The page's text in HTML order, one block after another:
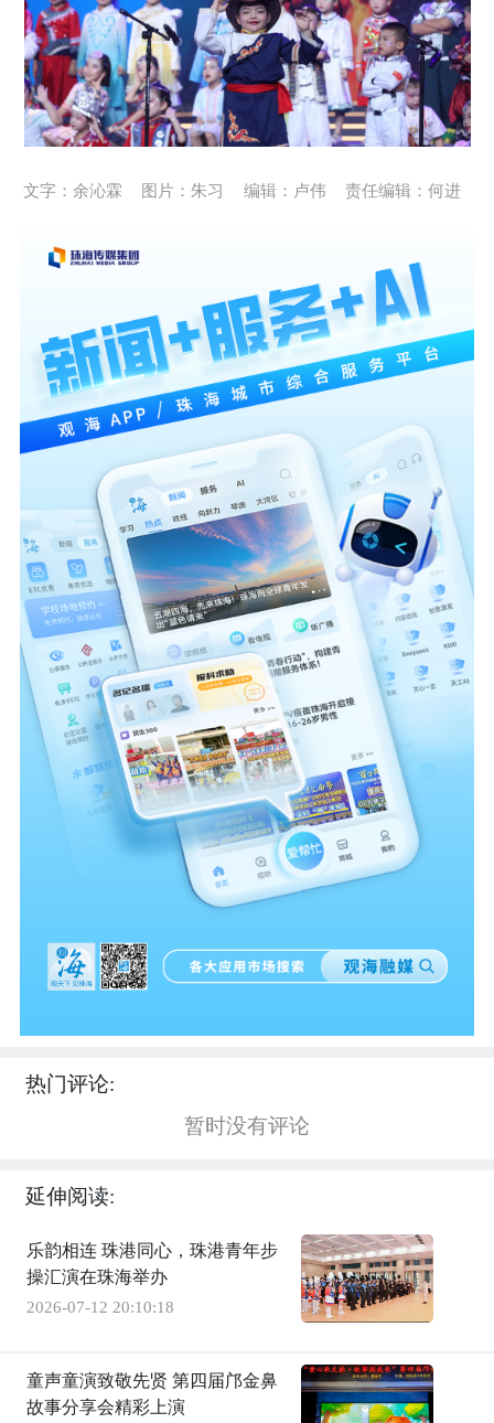
文字：余沁霖 图片：朱习 编辑：卢伟 责任编辑：何进
热门评论:
暂时没有评论
延伸阅读:
乐韵相连 珠港同心，珠港青年步
操汇演在珠海举办
2026-07-12 20:10:18
童声童演致敬先贤 第四届邝金鼻
故事分享会精彩上演